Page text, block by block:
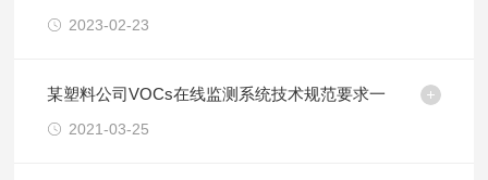
2023-02-23
某塑料公司VOCs在线监测系统技术规范要求一
2021-03-25